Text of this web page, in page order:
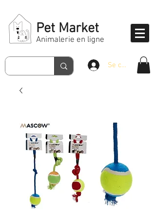
Pet Market
Animalerie en ligne
Se connecter